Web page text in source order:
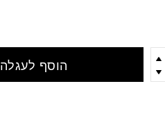
הוסף לעגלה